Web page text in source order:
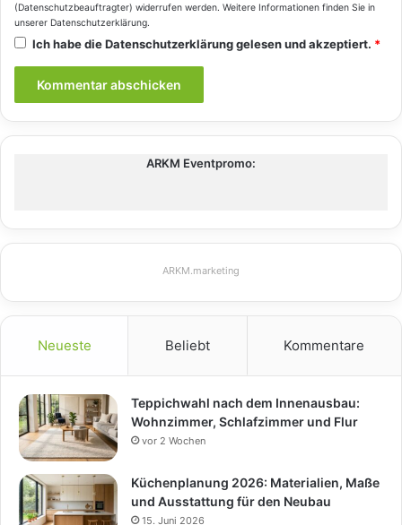
(Datenschutzbeauftragter) widerrufen werden. Weitere Informationen finden Sie in
unserer Datenschutzerklärung.
Ich habe dieDatenschutzerklärunggelesen und akzeptiert. *
ARKM Eventpromo:
ARKM.marketing
Neueste Beliebt Kommentare
Teppichwahl nach dem Innenausbau:
Wohnzimmer, Schlafzimmer und Flur
vor 2 Wochen
Küchenplanung 2026: Materialien, Maße
und Ausstattung für den Neubau
15. Juni 2026